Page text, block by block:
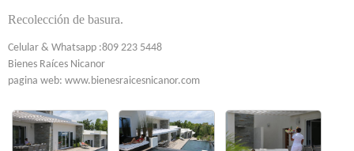
Recolección de basura.
Celular & Whatsapp :809 223 5448
Bienes Raíces Nicanor
pagina web: www.bienesraicesnicanor.com